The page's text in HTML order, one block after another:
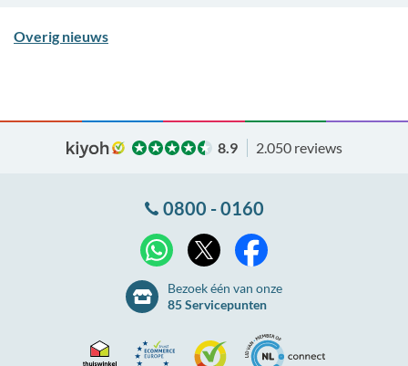
Overig nieuws
8.9 2.050 reviews
0800 - 0160
WhatsApp
Bezoek één van onze
85 Servicepunten